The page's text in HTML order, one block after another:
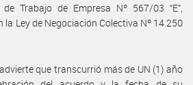
Trabajo de Empresa Nº 567/03 “E”,
Ley de Negociación Colectiva Nº 14.250
que transcurrió más de UN (1) año